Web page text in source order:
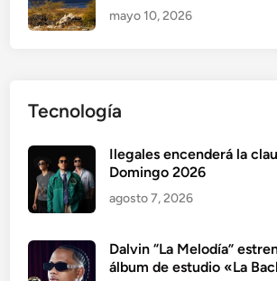
mayo 10, 2026
Tecnología
Ilegales encenderá la
Domingo 2026
agosto 7, 2026
Dalvin “La Melodía”
álbum de estudio «La